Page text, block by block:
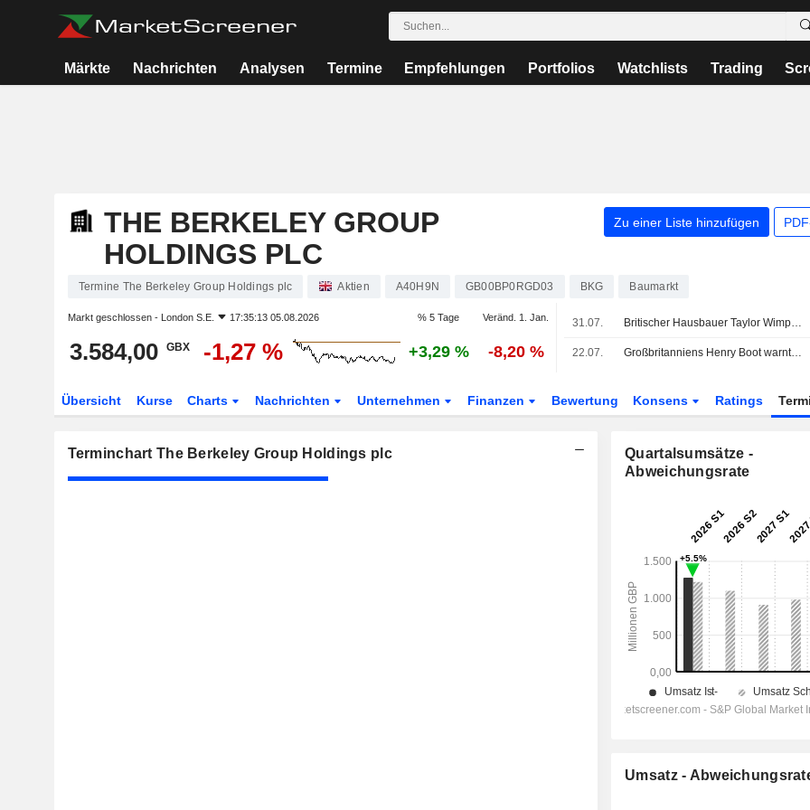
Märkte Nachrichten Analysen Termine Empfehlungen Portfolios Watchlists Trading
THE BERKELEY GROUP
HOLDINGS PLC
Zu einer Liste hinzufügen
Termine The Berkeley Group Holdings plc Aktien A40H9N GB00BP0RGD03 BKG Baumarkt
Markt geschlossen - London S.E. 17:35:13 05.08.2026 % 5 Tage Veränd. 1. Jan.
3.584,00 GBX -1,27 % +3,29 % -8,20 %
31.07. Britischer Hausbauer Taylor Wimpey spürt den anhaltenden Abschwung am Wohnungsmarkt
22.07. Großbritanniens Henry Boot warnt erneut vor Gewinnrückgang: Iran-Krieg und innenpolitische Nervosität belasten Verkäufe
Übersicht Kurse Charts Nachrichten Unternehmen Finanzen Bewertung Konsens Ratings
Terminchart The Berkeley Group Holdings plc
Quartalsumsätze -
Abweichungsrate
Umsatz -